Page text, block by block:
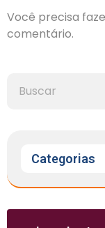
Você precisa
comentário.
Categorias